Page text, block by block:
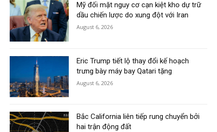
Mỹ đối mặt nguy cơ cạn kiệt kho dự trữ
dầu chiến lược do xung đột với Iran
August 6, 2026
Eric Trump tiết lộ thay đổi kế hoạch
trưng bày máy bay Qatari tặng
August 6, 2026
Bắc California liên tiếp rung chuyển bởi
hai trận động đất